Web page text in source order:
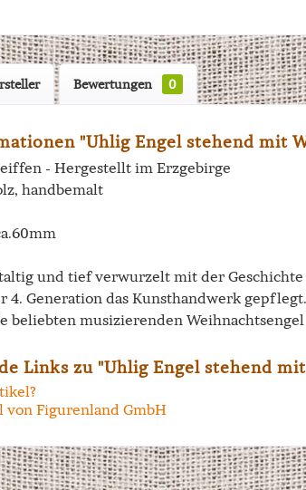
Bewertungen 0
"Uhlig Engel stehend mit
- Hergestellt im Erzgebirge
handbemalt
und tief verwurzelt mit der
4. Generation das Kunsthandwerk
beliebten musizierenden
Links zu "Uhlig Engel stehend
Figurenland GmbH